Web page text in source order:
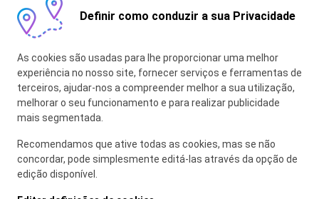
Honda Portugal Automóveis
Contas Feitas
myHONDA
Glossário
Definir como conduzir a sua Privacidade
As cookies são usadas para lhe proporcionar uma melhor
experiência no nosso site, fornecer serviços e ferramentas de
terceiros, ajudar-nos a compreender melhor a sua utilização,
melhorar o seu funcionamento e para realizar publicidade
mais segmentada.
Recomendamos que ative todas as cookies, mas se não
concordar, pode simplesmente editá-las através da opção de
edição disponível.